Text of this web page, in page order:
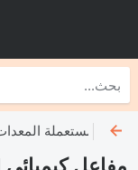
مستعملة